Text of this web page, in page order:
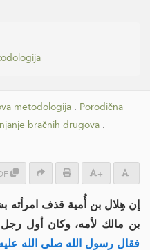
metodologija . Porodična
bračnih drugova.
+ -
إن هِلال بن أُمية قذف امرأته
بن مالك لأمه، وكان أول رجل
فقال رسول الله صلى الله